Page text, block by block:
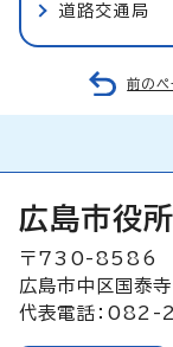
道路交通局
前のペ
広島市役所
〒730-8586
広島市中区国泰
代表電話：